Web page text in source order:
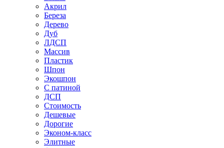
Акрил
Береза
Дерево
Дуб
ЛДСП
Массив
Пластик
Шпон
Экошпон
С патиной
ДСП
Стоимость
Дешевые
Дорогие
Эконом-класс
Элитные